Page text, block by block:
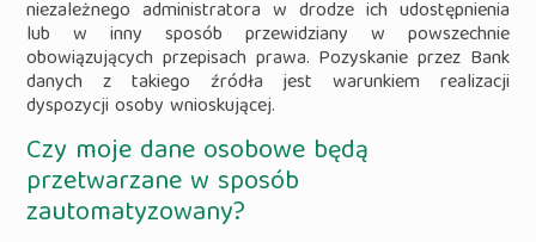
niezależnego administratora w drodze ich udostępnienia
lub w inny sposób przewidziany w powszechnie
obowiązujących przepisach prawa. Pozyskanie przez Bank
danych z takiego źródła jest warunkiem realizacji
dyspozycji osoby wnioskującej.
Czy moje dane osobowe będą
przetwarzane w sposób
zautomatyzowany?